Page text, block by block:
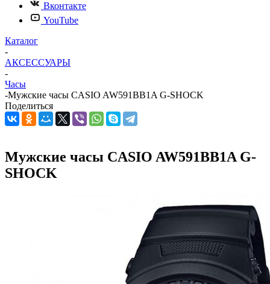
Вконтакте
YouTube
Каталог
-
АКСЕССУАРЫ
-
Часы
-Мужские часы CASIO AW591BB1A G-SHOCK
Поделиться
Мужские часы CASIO AW591BB1A G-
SHOCK